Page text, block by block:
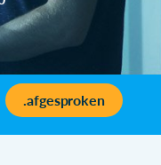
.afgesproken